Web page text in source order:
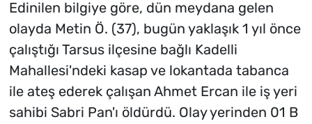
Edinilen bilgiye göre, dün meydana gelen
olayda Metin Ö. (37), bugün yaklaşık 1 yıl önce
çalıştığı Tarsus ilçesine bağlı Kadelli
Mahallesi'ndeki kasap ve lokantada tabanca
ile ateş ederek çalışan Ahmet Ercan ile iş yeri
sahibi Sabri Pan'ı öldürdü. Olay yerinden 01 B